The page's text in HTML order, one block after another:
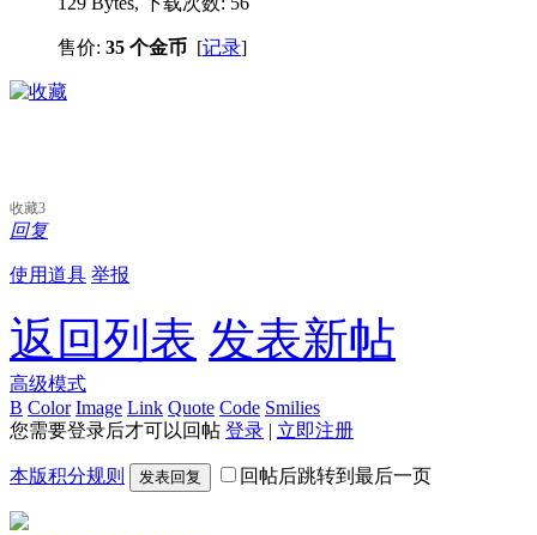
售价: 35 个金币 [记录]
收藏3
回复
使用道具 举报
返回列表 发表新帖
高级模式
B Color Image Link Quote Code Smilies
您需要登录后才可以回帖 登录 | 立即注册
本版积分规则 发表回复 回帖后跳转到最后一页